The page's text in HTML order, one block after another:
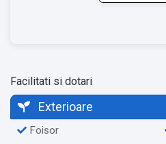
Facilitati si dotari
Exterioare
Foisor